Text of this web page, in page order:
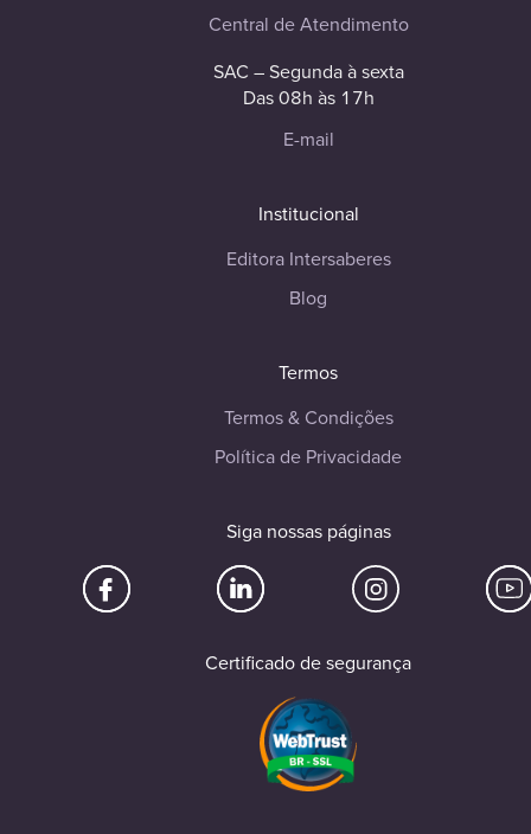
Central de Atendimento
SAC – Segunda à sexta
Das 08h às 17h
E-mail
Institucional
Editora Intersaberes
Blog
Termos
Termos & Condições
Política de Privacidade
Siga nossas páginas
Certificado de segurança